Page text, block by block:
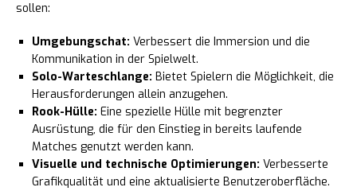
sollen:
Umgebungschat: Verbessert die Immersion und die
Kommunikation in der Spielwelt.
Solo-Warteschlange: Bietet Spielern die Möglichkeit, die
Herausforderungen allein anzugehen.
Rook-Hülle: Eine spezielle Hülle mit begrenzter
Ausrüstung, die für den Einstieg in bereits laufende
Matches genutzt werden kann.
Visuelle und technische Optimierungen: Verbesserte
Grafikqualität und eine aktualisierte Benutzeroberfläche.